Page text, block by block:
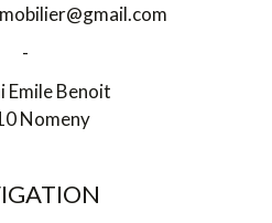
-
Emile Benoit
Nomeny